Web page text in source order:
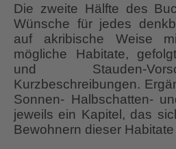
Die zweite Hälfte des
Wünsche für jedes
auf akribische Weise
mögliche Habitate,
und Stauden-
Kurzbeschreibungen.
Sonnen- Halbschatten-
jeweils ein Kapitel, das
Bewohnern dieser